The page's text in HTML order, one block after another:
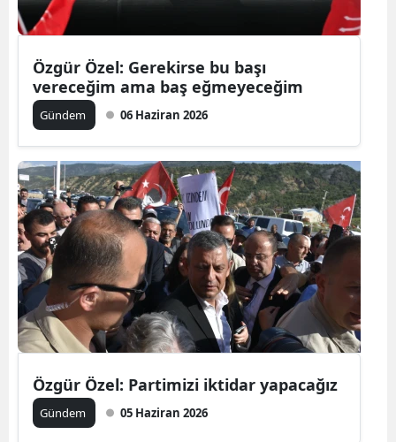
Özgür Özel: Gerekirse bu başı
vereceğim ama baş eğmeyeceğim
Gündem 06 Haziran 2026
Özgür Özel: Partimizi iktidar yapacağız
Gündem 05 Haziran 2026